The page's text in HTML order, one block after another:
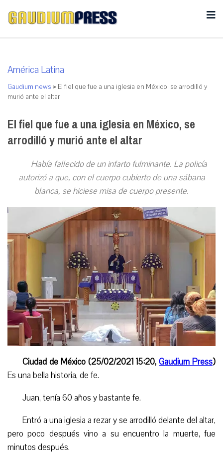
América Latina
Gaudium news > El fiel que fue a una iglesia en México, se arrodilló y
murió ante el altar
El fiel que fue a una iglesia en México, se
arrodilló y murió ante el altar
Había fallecido de un infarto fulminante. La policía
autorizó a que, con el cuerpo cubierto de una sábana
blanca, se hiciese misa de cuerpo presente.
Ciudad de México(25/02/2021 15:20,Gaudium Press)
Es una bella historia, de fe.
Juan, tenía 60 años ybastante fe.
Entró a una iglesia a rezar y se arrodilló delante del altar,
pero poco después vino a su encuentro la muerte,fue
minutos después.